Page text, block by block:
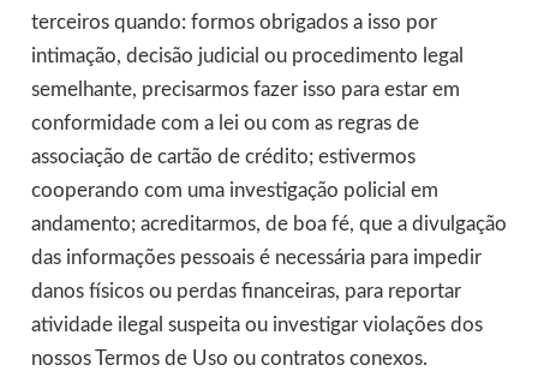
terceiros quando: formos obrigados a isso por
intimação, decisão judicial ou procedimento legal
semelhante, precisarmos fazer isso para estar em
conformidade com a lei ou com as regras de
associação de cartão de crédito; estivermos
cooperando com uma investigação policial em
andamento; acreditarmos, de boa fé, que a divulgação
das informações pessoais é necessária para impedir
danos físicos ou perdas financeiras, para reportar
atividade ilegal suspeita ou investigar violações dos
nossos Termos de Uso ou contratos conexos.